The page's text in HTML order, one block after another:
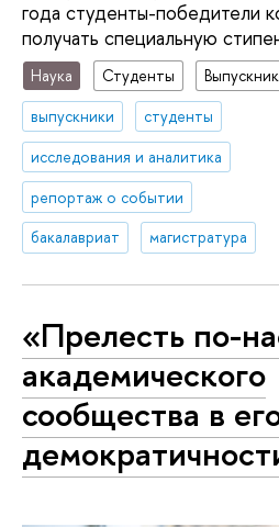
года студенты-победители
получать специальную
Наука Студенты
выпускники
студенты
исследования и аналитика
репортаж о событии
бакалавриат
магистратура
«Прелесть по-
академического
сообщества в